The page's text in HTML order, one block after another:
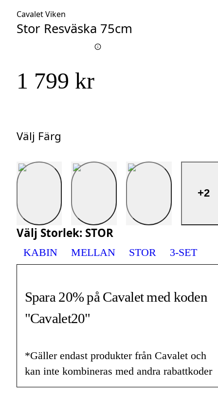
Cavalet Viken
Stor Resväska 75cm
1 799 kr
Välj Färg
Välj Färg
+2
Välj Storlek: STOR
KABIN MELLAN STOR 3-SET
Spara 20% på Cavalet med koden
"Cavalet20"
*Gäller endast produkter från Cavalet och
kan inte kombineras med andra rabattkoder